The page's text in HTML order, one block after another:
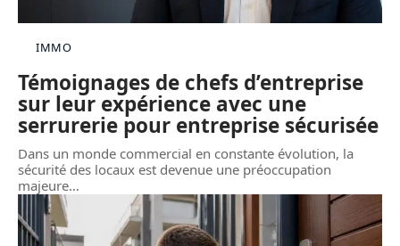
IMMO
Témoignages de chefs d’entreprise
sur leur expérience avec une
serrurerie pour entreprise sécurisée
Dans un monde commercial en constante évolution, la
sécurité des locaux est devenue une préoccupation
majeure…